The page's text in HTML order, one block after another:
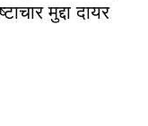
मुद्दा दायर